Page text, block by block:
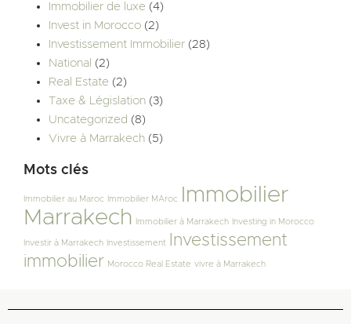
Immobilier de luxe (4)
Invest in Morocco (2)
Investissement Immobilier (28)
National (2)
Real Estate (2)
Taxe & Législation (3)
Uncategorized (8)
Vivre à Marrakech (5)
Mots clés
Immobilier au Maroc Immobilier MAroc
Immobilier
Marrakech
Immobilier à Marrakech Investing in Morocco
Investir à Marrakech Investissement
Investissement
immobilier Morocco Real Estate vivre à Marrakech